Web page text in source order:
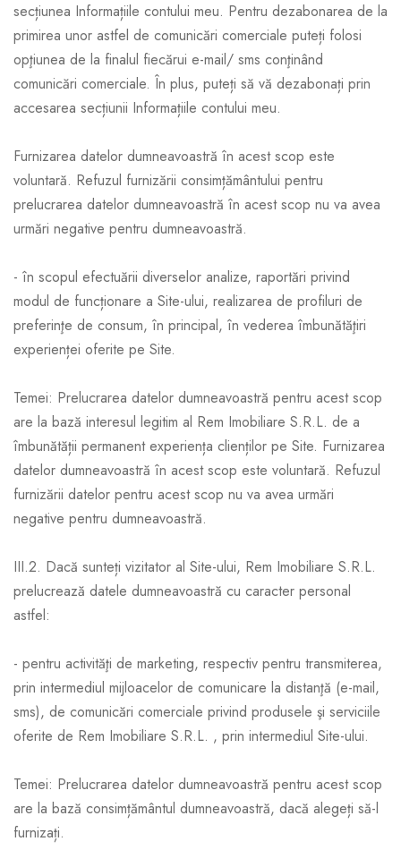
secțiunea Informațiile contului meu. Pentru dezabonarea de la
primirea unor astfel de comunicări comerciale puteți folosi
opţiunea de la finalul fiecărui e-mail/ sms conţinând
comunicări comerciale. În plus, puteți să vă dezabonați prin
accesarea secțiunii Informațiile contului meu.
Furnizarea datelor dumneavoastră în acest scop este
voluntară. Refuzul furnizării consimțământului pentru
prelucrarea datelor dumneavoastră în acest scop nu va avea
urmări negative pentru dumneavoastră.
- în scopul efectuării diverselor analize, raportări privind
modul de funcționare a Site-ului, realizarea de profiluri de
preferinţe de consum, în principal, în vederea îmbunătăţiri
experienței oferite pe Site.
Temei: Prelucrarea datelor dumneavoastră pentru acest scop
are la bază interesul legitim al Rem Imobiliare S.R.L. de a
îmbunătății permanent experiența clienților pe Site. Furnizarea
datelor dumneavoastră în acest scop este voluntară. Refuzul
furnizării datelor pentru acest scop nu va avea urmări
negative pentru dumneavoastră.
III.2. Dacă sunteți vizitator al Site-ului, Rem Imobiliare S.R.L.
prelucrează datele dumneavoastră cu caracter personal
astfel:
- pentru activităţi de marketing, respectiv pentru transmiterea,
prin intermediul mijloacelor de comunicare la distanţă (e-mail,
sms), de comunicări comerciale privind produsele şi serviciile
oferite de Rem Imobiliare S.R.L. , prin intermediul Site-ului.
Temei: Prelucrarea datelor dumneavoastră pentru acest scop
are la bază consimțământul dumneavoastră, dacă alegeți să-l
furnizați.